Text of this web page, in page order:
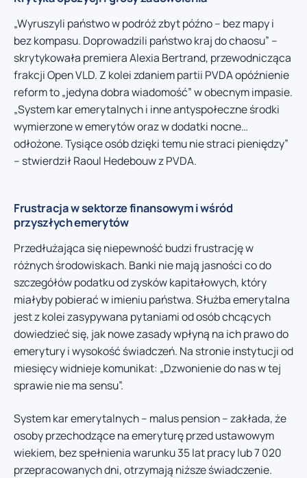
„Wyruszyli państwo w podróż zbyt późno – bez mapy i
bez kompasu. Doprowadzili państwo kraj do chaosu” –
skrytykowała premiera Alexia Bertrand, przewodnicząca
frakcji Open VLD. Z kolei zdaniem partii PVDA opóźnienie
reform to „jedyna dobra wiadomość” w obecnym impasie.
„System kar emerytalnych i inne antyspołeczne środki
wymierzone w emerytów oraz w dodatki nocne…
odłożone. Tysiące osób dzięki temu nie straci pieniędzy”
– stwierdził Raoul Hedebouw z PVDA.
Frustracja w sektorze finansowym i wśród
przyszłych emerytów
Przedłużająca się niepewność budzi frustrację w
różnych środowiskach. Banki nie mają jasności co do
szczegółów podatku od zysków kapitałowych, który
miałyby pobierać w imieniu państwa. Służba emerytalna
jest z kolei zasypywana pytaniami od osób chcących
dowiedzieć się, jak nowe zasady wpłyną na ich prawo do
emerytury i wysokość świadczeń. Na stronie instytucji od
miesięcy widnieje komunikat: „Dzwonienie do nas w tej
sprawie nie ma sensu”.
System kar emerytalnych – malus pension – zakłada, że
osoby przechodzące na emeryturę przed ustawowym
wiekiem, bez spełnienia warunku 35 lat pracy lub 7 020
przepracowanych dni, otrzymają niższe świadczenie.